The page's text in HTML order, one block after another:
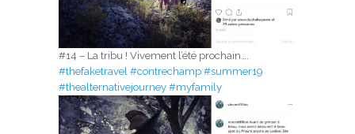
#14 – La tribu ! Vivement l’été prochain….
#thefaketravel #contrechamp #summer19
#thealternativejourney #myfamily